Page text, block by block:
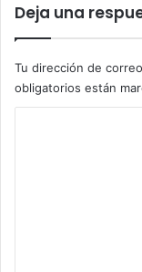
Deja una
Tu dirección de
obligatorios están